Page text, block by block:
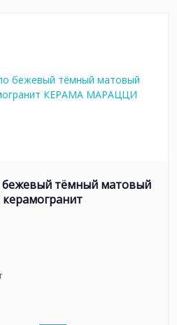
бежевый тёмный матовый
керамогранит